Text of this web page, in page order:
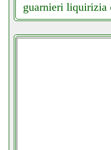
guarnieri liquirizia
guarnieri liquirizia